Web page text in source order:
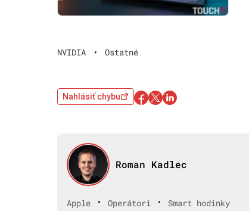
NVIDIA • Ostatné
Nahlásiť chybu
Roman Kadlec
Apple • Operátori •
Smart hodinky